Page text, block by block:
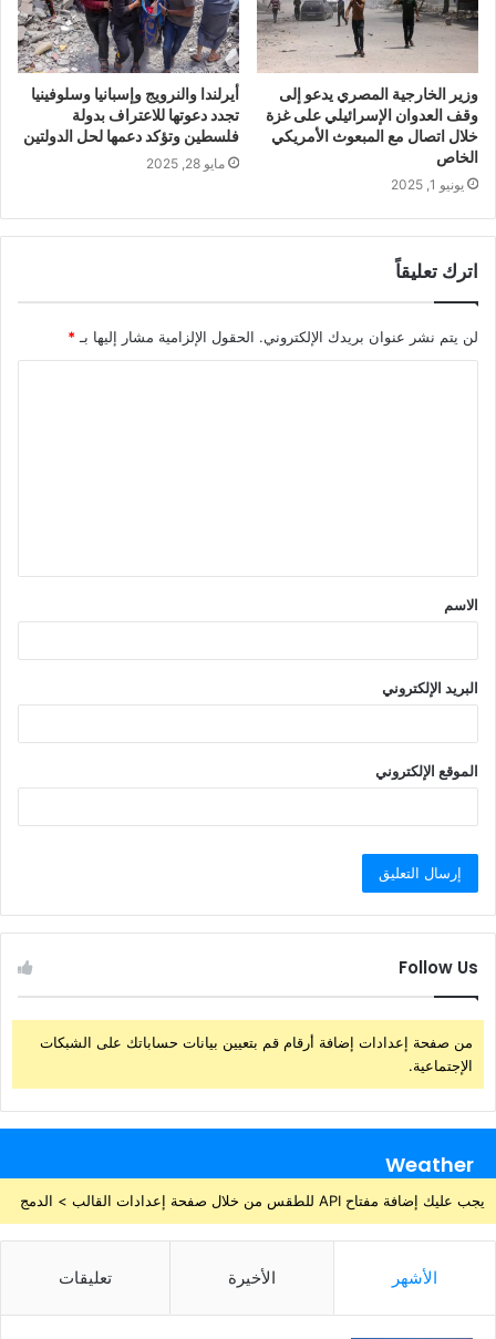
وزير الخارجية المصري يدعو إلى
وقف العدوان الإسرائيلي على غزة
خلال اتصال مع المبعوث الأمريكي
الخاص
يونيو 1, 2025
أيرلندا والنرويج وإسبانيا وسلوفينيا
تجدد دعوتها للاعتراف بدولة
فلسطين وتؤكد دعمها لحل الدولتين
مايو 28, 2025
اترك تعليقاً
لن يتم نشر عنوان بريدك الإلكتروني. الحقول الإلزامية مشار إليها بـ*
ق
*
الاسم
البريد الإلكتروني
الموقع الإلكتروني
Follow Us
من صفحة إعدادات إضافة أرقام قم بتعيين بيانات حساباتك على الشبكات
الإجتماعية.
Weather
يجب عليك إضافة مفتاح API للطقس من خلال صفحة إعدادات القالب > الدمج
الأشهر الأخيرة تعليقات